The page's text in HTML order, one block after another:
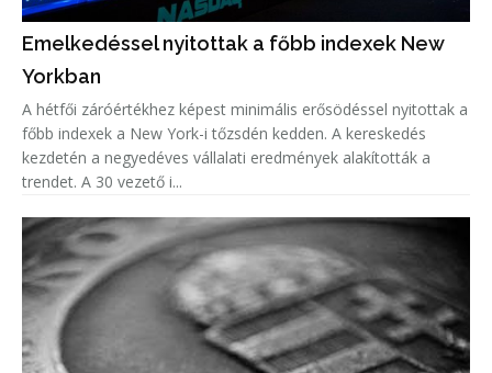
Emelkedéssel nyitottak a főbb indexek New
Yorkban
A hétfői záróértékhez képest minimális erősödéssel nyitottak a
főbb indexek a New York-i tőzsdén kedden. A kereskedés
kezdetén a negyedéves vállalati eredmények alakították a
trendet. A 30 vezető i...